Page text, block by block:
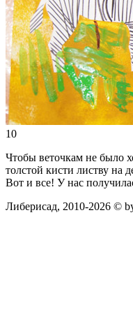
10
Чтобы веточкам не было
толстой кисти листву на
Вот и все! У нас
Либерисад, 2010-2026 ©